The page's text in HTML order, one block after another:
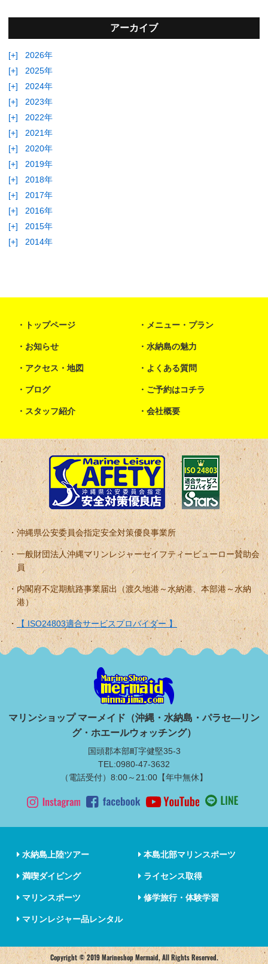
アーカイブ
[+]
2026年
[+]
2025年
[+]
2024年
[+]
2023年
[+]
2022年
[+]
2021年
[+]
2020年
[+]
2019年
[+]
2018年
[+]
2017年
[+]
2016年
[+]
2015年
[+]
2014年
トップページ メニュー・プラン
お知らせ 水納島の魅力
アクセス・地図 よくある質問
ブログ ご予約はコチラ
スタッフ紹介 会社概要
沖縄県公安委員会指定安全対策優良事業所
一般財団法人沖縄マリンレジャーセイフティービューロー賛助会
員
内閣府不定期航路事業届出（渡久地港～水納港、本部港～水納
港）
【 ISO24803適合サービスプロバイダー 】
マリンショップ マーメイド（沖縄・水納島・パラセ―リン
グ・ホエールウォッチング）
国頭郡本部町字健堅35-3
TEL:0980-47-3632
（電話受付）8:00～21:00【年中無休】
水納島上陸ツアー 本島北部マリンスポーツ
満喫ダイビング ライセンス取得
マリンスポーツ 修学旅行・体験学習
マリンレジャー品レンタル
Copyright © 2019 Marineshop Mermaid, All Rights Reserved.